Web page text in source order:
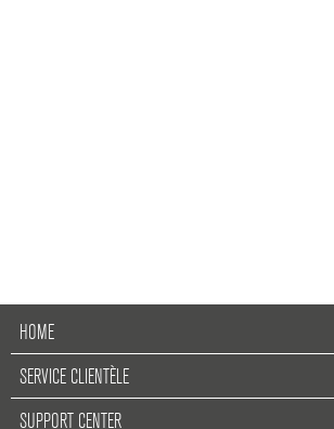
HOME
SERVICE CLIENTÈLE
SUPPORT CENTER